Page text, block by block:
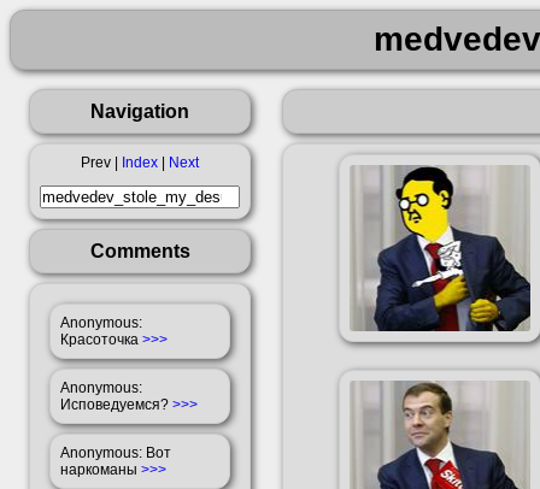
Navigation
Prev | Index Next
Comments
Anonymous:
Красоточка >>>
Anonymous:
Исповедуемся? >>>
Anonymous: Вот
наркоманы >>>